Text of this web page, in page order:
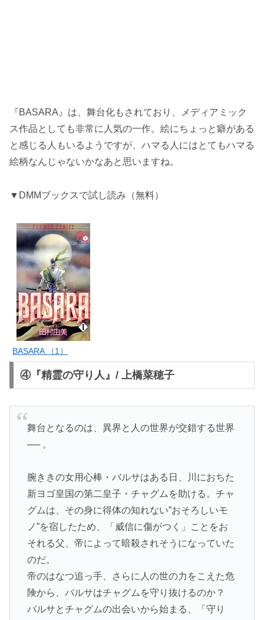
『BASARA』は、舞台化もされており、メディアミック
ス作品としても非常に人気の一作。絵にちょっと癖がある
と感じる人もいるようですが、ハマる人にはとてもハマる
絵柄なんじゃないかなあと思いますね。
▼DMMブックスで試し読み（無料）
BASARA （1）
④『精霊の守り人』/ 上橋菜穂子
舞台となるのは、異界と人の世界が交錯する世界
── 。
腕ききの女用心棒・バルサはある日、川におちた
新ヨゴ皇国の第二皇子・チャグムを助ける。チャ
グムは、その身に得体の知れない”おそろしいモ
ノ”を宿したため、「威信に傷がつく」ことをお
それる父、帝によって暗殺されそうになっていた
のだ。
帝のはなつ追っ手、さらに人の世の力をこえた危
険から、バルサはチャグムを守り抜けるのか？
バルサとチャグムの出会いから始まる、「守り